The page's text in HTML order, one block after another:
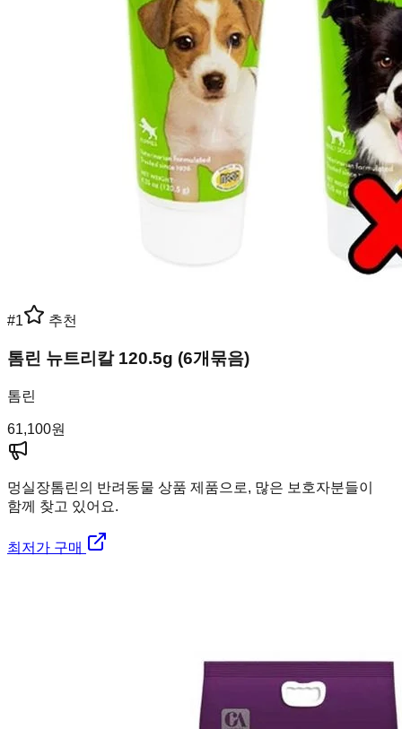
#1 추천
톰린 뉴트리칼 120.5g (6개묶음)
톰린
61,100원
멍실장톰린의 반려동물 상품 제품으로, 많은 보호자분들이
함께 찾고 있어요.
최저가 구매